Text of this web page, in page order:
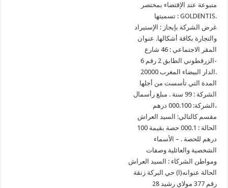
متبوعة عند الإقتضاء بمختصر
تسميتها : GOLDENTIS.
غرض الشركة بإيجاز : الإستيراد
والتجارة بكافة أشكالها. عنوان
المقر الاجتماعي : 46 شارع
الزرقطوني الطابق 2 رقم 6-
20000 الدار البيضاء المغرب.
المدة التي تأسست من أجلها
الشركة : 99 سنة . مبلغ رأسمال
الشركة: 000.100 درهم،
مقسم كالتالي: السيد العراش
الحالة : 000.1 حصة بقيمة 100
درهم للحصة . – الأسماء
الشخصية والعائلية وصفات
ومواطن الشركاء : السيد العراش
الحالة عنوانه(ا) حي البركة زنقة
28 رقم 377 مولاي رشيد